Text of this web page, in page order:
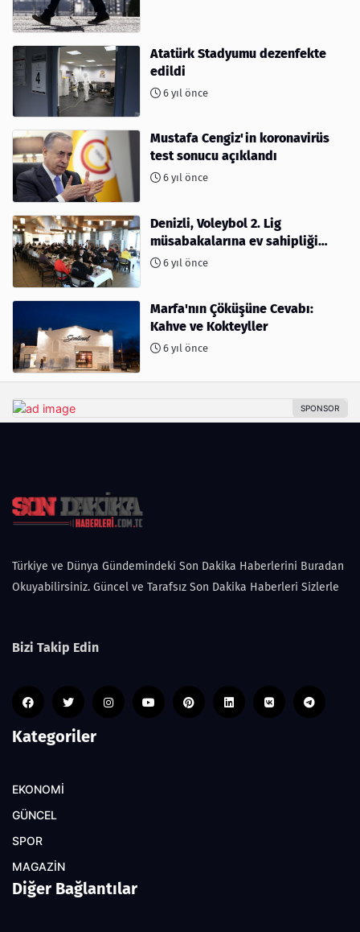
Atatürk Stadyumu dezenfekte
edildi
6 yıl önce
Mustafa Cengiz'in koronavirüs
test sonucu açıklandı
6 yıl önce
Denizli, Voleybol 2. Lig
müsabakalarına ev sahipliği
yapıyor
6 yıl önce
Marfa'nın Çöküşüne Cevabı:
Kahve ve Kokteyller
6 yıl önce
Türkiye ve Dünya Gündemindeki Son Dakika Haberlerini Buradan
Okuyabilirsiniz. Güncel ve Tarafsız Son Dakika Haberleri Sizlerle
Bizi Takip Edin
Kategoriler
EKONOMİ
GÜNCEL
SPOR
MAGAZİN
Diğer Bağlantılar